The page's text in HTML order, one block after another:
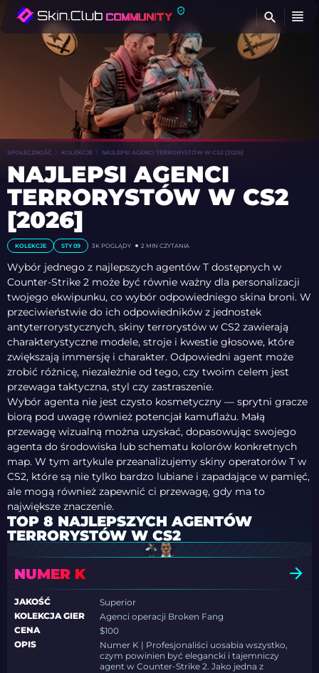
SPOŁECZNOŚĆ KOLEKCJE NAJLEPSI AGENCI TERRORYSTÓW W CS2 [2026]
NAJLEPSI AGENCI
TERRORYSTÓW W CS2
[2026]
KOLEKCJE STY 09 3K POGLĄDY 2 MIN CZYTANIA
Wybór jednego z najlepszych agentów T dostępnych w
Counter-Strike 2 może być równie ważny dla personalizacji
twojego ekwipunku, co wybór odpowiedniego skina broni. W
przeciwieństwie do ich odpowiedników z jednostek
antyterrorystycznych, skiny terrorystów w CS2 zawierają
charakterystyczne modele, stroje i kwestie głosowe, które
zwiększają immersję i charakter. Odpowiedni agent może
zrobić różnicę, niezależnie od tego, czy twoim celem jest
przewaga taktyczna, styl czy zastraszenie.
Wybór agenta nie jest czysto kosmetyczny — sprytni gracze
biorą pod uwagę również potencjał kamuflażu. Małą
przewagę wizualną można uzyskać, dopasowując swojego
agenta do środowiska lub schematu kolorów konkretnych
map. W tym artykule przeanalizujemy skiny operatorów T w
CS2, które są nie tylko bardzo lubiane i zapadające w pamięć,
ale mogą również zapewnić ci przewagę, gdy ma to
największe znaczenie.
TOP 8 NAJLEPSZYCH AGENTÓW
TERRORYSTÓW W CS2
NUMER K
JAKOŚĆ
Superior
KOLEKCJA GIER
Agenci operacji Broken Fang
CENA
$100
OPIS
Numer K | Profesjonaliści uosabia wszystko,
czym powinien być elegancki i tajemniczy
agent w Counter-Strike 2. Jako jedna z